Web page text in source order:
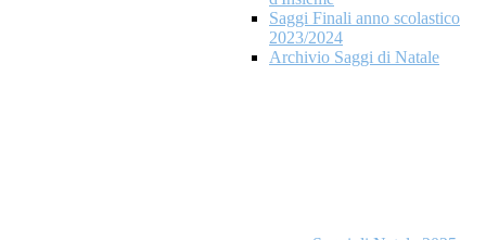
Saggi Finali anno scolastico
2023/2024
Archivio Saggi di Natale